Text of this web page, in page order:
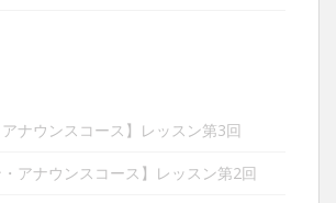
ナウンスコース】レッスン第3回
・アナウンスコース】レッスン第2回